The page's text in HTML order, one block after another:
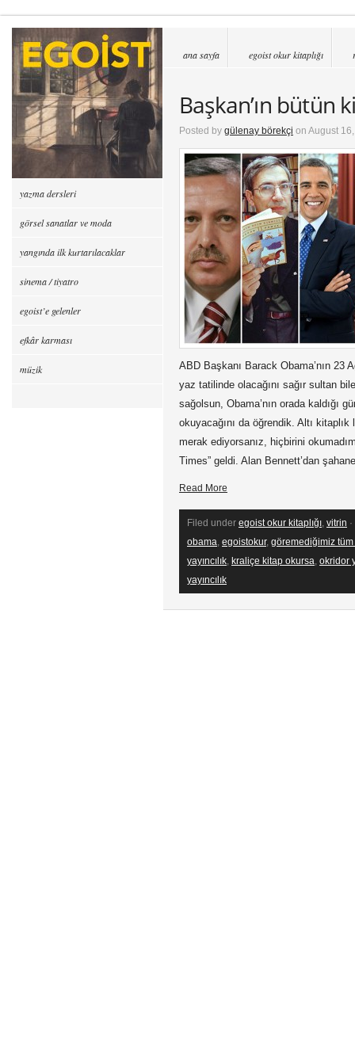
ana sayfa egoist okur kitaplığı
Başkan’ın bütün
Posted by gülenay börekçi on August
ABD Başkanı Barack Obama’nın 23
yaz tatilinde olacağını sağır sultan
sağolsun, Obama’nın orada kaldığı
okuyacağını da öğrendik. Altı
merak ediyorsanız, hiçbirini
Times” geldi. Alan Bennett’dan
Read More
Filed under egoist okur kitaplığı, vitrin
obama, egoistokur, göremediğimiz tüm
yayıncılık, kraliçe kitap okursa, okridor
yayıncılık
yazma dersleri
görsel sanatlar ve moda
yangında ilk kurtarılacaklar
sinema / tiyatro
egoist’e gelenler
efkâr karması
müzik